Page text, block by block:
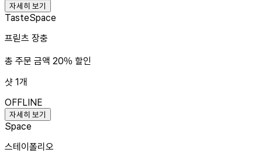
자세히 보기
TasteSpace
프릳츠 장충
총 주문 금액 20% 할인
샷 1개
OFFLINE
자세히 보기
Space
스테이폴리오